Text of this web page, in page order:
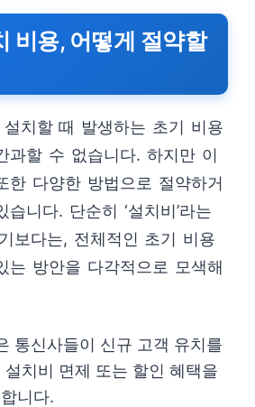
비용, 어떻게 절약할
치할 때 발생하는 초기 비용
과할 수 없습니다. 하지만 이
한 다양한 방법으로 절약하거
니다. 단순히 ‘설치비’라는
보다는, 전체적인 초기 비용
는 방안을 다각적으로 모색해
통신사들이 신규 고객 유치를
설치비 면제 또는 할인 혜택을
니다.